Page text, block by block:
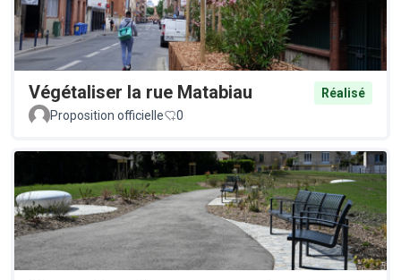
Végétaliser la rue Matabiau
Réalisé
Proposition officielle
0